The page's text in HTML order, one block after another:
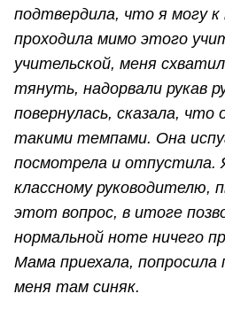
подтвердила, что я могу
проходила мимо этого
учительской, меня
тянуть, надорвали рукав
повернулась, сказала, что
такими темпами. Она
посмотрела и отпустила.
классному руководителю,
этот вопрос, в итоге
нормальной ноте ничего
Мама приехала, попросила
меня там синяк.